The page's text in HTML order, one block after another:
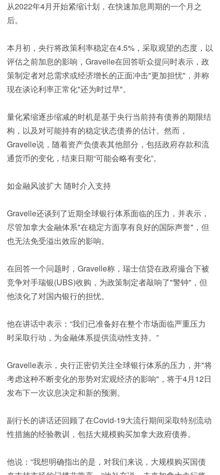
从2022年4月开始紧缩计划，在快速加息周期的一个月之
后。
本月初，央行将政策利率稳定在4.5%，采取观望的态度，以
评估之前加息的影响，Gravelle在回答听众提问时表示，政
策制定者对总需求或经济增长的正面冲击"更加担忧"，并称
现在谈论利率正常化"还为时过早"。
量化紧缩逐步缩减的时机是基于央行当前持有债券的期限结
构，以及对可能持有的稳定状态债券的估计。然而，
Gravelle说，随着资产负债表其他部分，包括政府存款和流
通货币的变化，结束日期“可能会略有变化”。
如金融风波扩大 随时介入支持
Gravelle还谈到了近期全球银行体系面临的压力，并表示，
尽管加拿大金融体系"在稳定方面享有良好的国际声誉"，但
也无法免受溢出效应的影响。
在回答一个问题时，Gravelle称，瑞士信贷在政府撮合下被
竞争对手瑞银(UBS)收购，为政策制定者敲响了"警钟"，但
他淡化了对国内银行的担忧。
他在讲话中表示：“我们已准备好在整个市场面临严重压力
时采取行动，为金融体系提供流动性支持。”
Gravelle表示，央行正密切关注全球银行体系的压力，并"将
考虑这种不断变化的形势对宏观经济的影响"，将于4月12日
发布下一次议息决定和新的预测。
副行长的讲话还回顾了在Covid-19大流行期间采取特别流动
性措施的经验教训，包括大规模购买加拿大政府债券。
他说：“我想明确指出的是，对我们来说，大规模购买国债